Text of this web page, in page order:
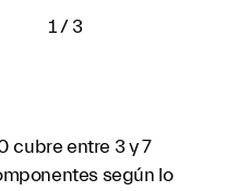
1/3
cubre entre 3 y 7
según lo